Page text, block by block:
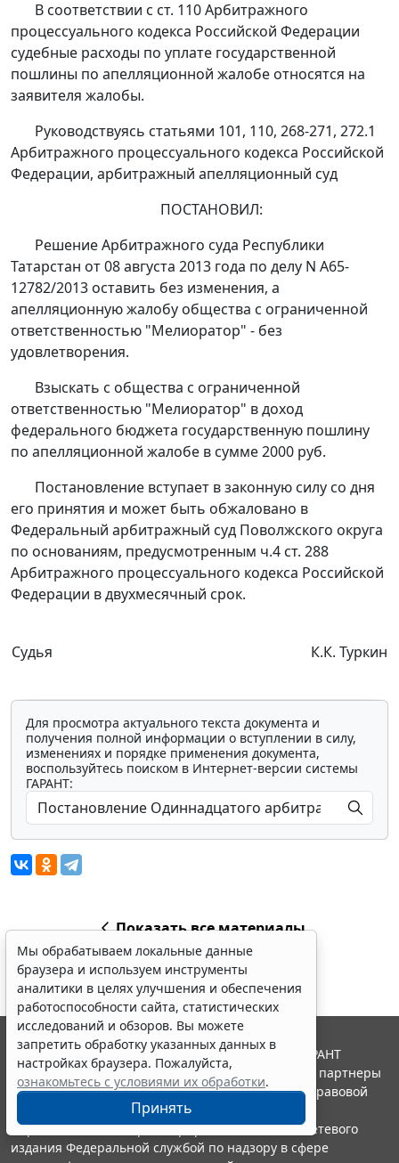
В соответствии с ст. 110Арбитражного
процессуального кодекса Российской Федерации
судебные расходы по уплате государственной
пошлины по апелляционной жалобе относятся на
заявителя жалобы.
Руководствуясь статьями 101, 110, 268-271, 272.1
Арбитражного процессуального кодекса Российской
Федерации, арбитражный апелляционный суд
ПОСТАНОВИЛ:
РешениеАрбитражного суда Республики
Татарстан от 08 августа 2013 года по делу N А65-
12782/2013 оставить без изменения, а
апелляционную жалобу общества с ограниченной
ответственностью "Мелиоратор" - без
удовлетворения.
Взыскать с общества с ограниченной
ответственностью "Мелиоратор" в доход
федерального бюджета государственную пошлину
по апелляционной жалобе в сумме 2000 руб.
Постановление вступает в законную силу со дня
его принятия и может быть обжаловано в
Федеральный арбитражный суд Поволжского округа
по основаниям, предусмотренным ч.4 ст. 288
Арбитражного процессуального кодекса Российской
Федерации в двухмесячный срок.
Судья К.К. Туркин
Для просмотра актуального текста документа и
получения полной информации о вступлении в силу,
изменениях и порядке применения документа,
воспользуйтесь поиском в Интернет-версии системы
ГАРАНТ:
Показать все материалы
Мы обрабатываем локальные данные
браузера и используем инструменты
аналитики в целях улучшения и обеспечения
работоспособности сайта, статистических
исследований и обзоров. Вы можете
запретить обработку указанных данных в
настройках браузера. Пожалуйста,
ознакомьтесь с условиями их обработки.
Принять
© ООО "НПП "ГАРАНТ-СЕРВИС", 2026. Система ГАРАНТ
выпускается с 1990 года. Компания "Гарант" и ее партнеры
являются участниками Российской ассоциации правовой
информации ГАРАНТ.
Портал ГАРАНТ.РУ зарегистрирован в качестве сетевого
издания Федеральной службой по надзору в сфере